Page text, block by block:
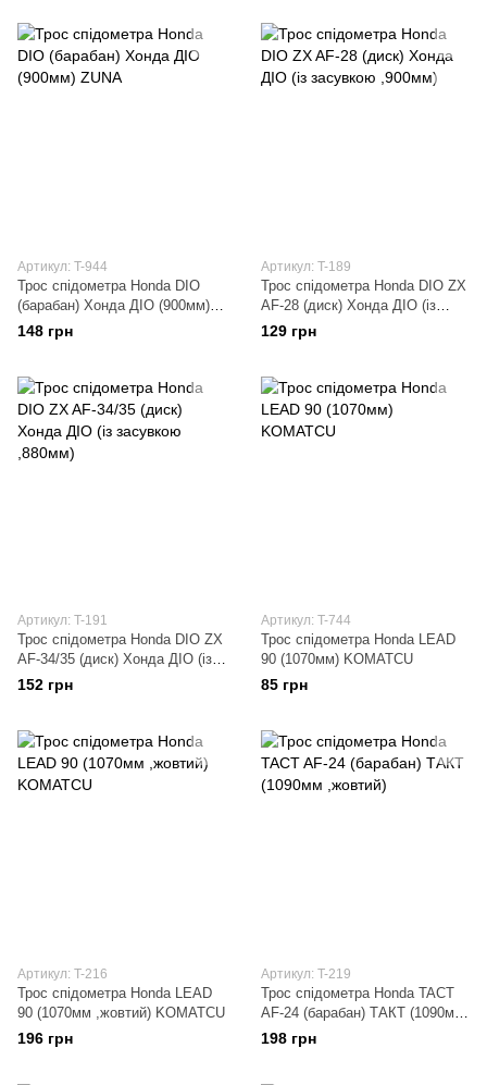
Артикул: T-944
Трос спідометра Honda DIO
(барабан) Хонда ДІО (900мм)
ZUNA
148 грн
Артикул: T-189
Трос спідометра Honda DIO ZX
AF-28 (диск) Хонда ДІО (із
засувкою ,900мм)
129 грн
Артикул: T-191
Трос спідометра Honda DIO ZX
AF-34/35 (диск) Хонда ДІО (із
засувкою ,880мм)
152 грн
Артикул: T-744
Трос спідометра Honda LEAD
90 (1070мм) KOMATCU
85 грн
Артикул: T-216
Трос спідометра Honda LEAD
90 (1070мм ,жовтий) KOMATCU
196 грн
Артикул: T-219
Трос спідометра Honda TACT
AF-24 (барабан) ТАКТ (1090мм
,жовтий)
198 грн